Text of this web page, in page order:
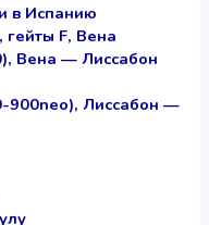
в Испанию
F, Вена
Вена — Лиссабон
900neo), Лиссабон —